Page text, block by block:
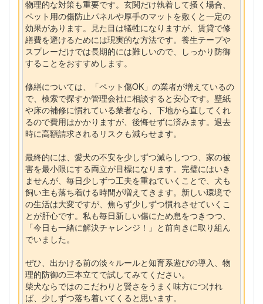
物理的な対策も重要です。玄関だけ執着して掻く場合、
ペット用の傷防止パネルや厚手のマットを敷くと一定の
効果があります。見た目は犠牲になりますが、賃貸で修
繕費を避けるためには現実的な方法です。養生テープや
スプレーだけでは長期的には難しいので、しっかり防御
することをおすすめします。
修繕については、「ペット傷OK」の業者が増えているの
で、検索で探すか管理会社に相談すると安心です。壁紙
や床の補修に慣れている業者なら、下地から直してくれ
るので費用はかかりますが、後悔せずに済みます。退去
時に高額請求されるリスクも減らせます。
最終的には、愛犬の不安を少しずつ減らしつつ、家の被
害を最小限にする両立が目標になります。完璧にはいき
ませんが、毎日少しずつ工夫を重ねていくことで、犬も
飼い主も落ち着ける時間が増えてきます。新しい環境で
の生活は大変ですが、焦らず少しずつ慣れさせていくこ
とが肝心です。私も毎日新しい傷にため息をつきつつ、
「今日も一緒に解決チャレンジ！」と前向きに取り組ん
でいました。
ぜひ、出かける前の淡々ルールと知育系遊びの導入、物
理的防御の三本立てで試してみてください。
柴犬ならではのこだわりと賢さをうまく味方につけれ
ば、少しずつ落ち着いてくると思います。